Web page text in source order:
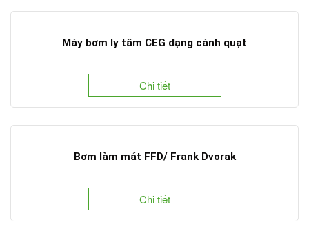
Máy bơm ly tâm CEG dạng cánh quạt
Chi tiết
Bơm làm mát FFD/ Frank Dvorak
Chi tiết